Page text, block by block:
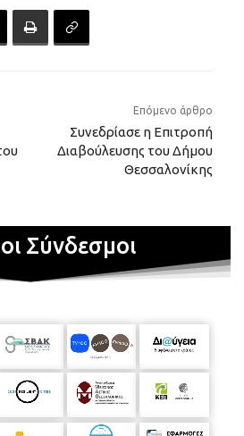
Επόμενο άρθρο
Συνεδρίασε η Επιτροπή
Διαβούλευσης του Δήμου
Θεσσαλονίκης
Σύνδεσμοι